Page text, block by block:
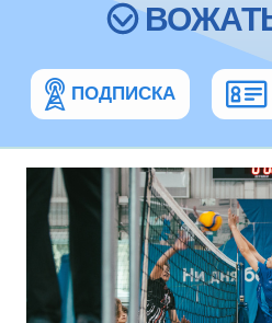
ПОДПИСКА